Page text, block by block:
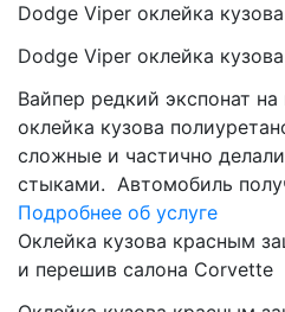
Dodge Viper оклейка
Dodge Viper оклейка
Вайпер редкий экспонат
оклейка кузова
сложные и частично
стыками. Автомобиль
Подробнее об услуге
Оклейка кузова красным
и перешив салона Corvette